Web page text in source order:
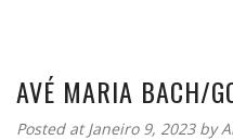
AVÉ MARIA BACH/
Posted at Janeiro 9, 2023 by